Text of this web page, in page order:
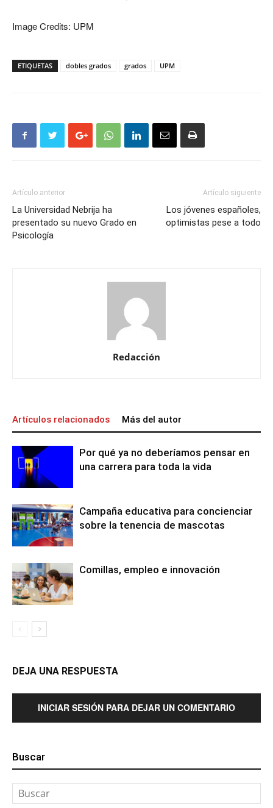
Image Credits: UPM
ETIQUETAS dobles grados grados UPM
Artículo anterior
La Universidad Nebrija ha
presentado su nuevo Grado en
Psicología
Artículo siguiente
Los jóvenes españoles,
optimistas pese a todo
Redacción
Artículos relacionados Más del autor
Por qué ya no deberíamos pensar en
una carrera para toda la vida
Campaña educativa para concienciar
sobre la tenencia de mascotas
Comillas, empleo e innovación
DEJA UNA RESPUESTA
INICIAR SESIÓN PARA DEJAR UN COMENTARIO
Buscar